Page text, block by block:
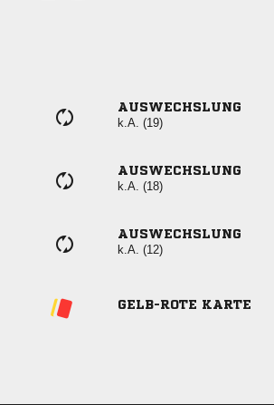
AUSWECHSLUNG
k.A. (19)
AUSWECHSLUNG
k.A. (18)
AUSWECHSLUNG
k.A. (12)
GELB-ROTE KARTE